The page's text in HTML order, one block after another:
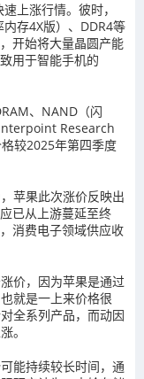
上涨行情。彼时，
存4X版）、DDR4等
开始将大量晶圆产能
用于智能手机的
、NAND（闪
Research
较2025年第四季度
苹果此次涨价反映出
已从上游蔓延至终
消费电子领域供应收
价，因为苹果是通过
就是一上来价格很
全系列产品，而动因
。
能持续较长时间，通